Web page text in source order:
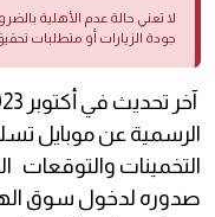
لا تعني حالة عدم الأهلية
جودة الزيارات أو متطلبات
الرسمية عن موبايل
التخمينات والتوقعات
صدوره لدخول سوق